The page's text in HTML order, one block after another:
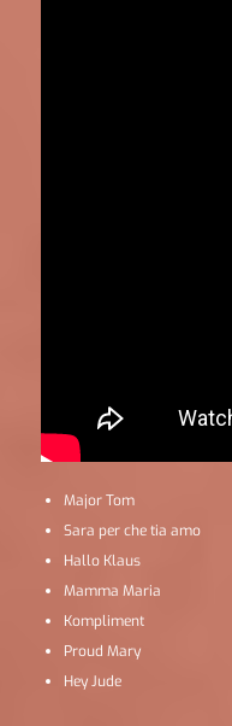
Major Tom
Sara per che tia amo
Hallo Klaus
Mamma Maria
Kompliment
Proud Mary
Hey Jude